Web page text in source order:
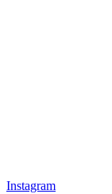
Instagram